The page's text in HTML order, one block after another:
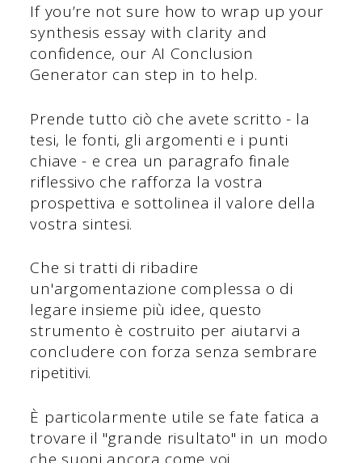
If you’re not sure how to wrap up your
synthesis essay with clarity and
confidence, our AI Conclusion
Generator can step in to help.
Prende tutto ciò che avete scritto - la
tesi, le fonti, gli argomenti e i punti
chiave - e crea un paragrafo finale
riflessivo che rafforza la vostra
prospettiva e sottolinea il valore della
vostra sintesi.
Che si tratti di ribadire
un'argomentazione complessa o di
legare insieme più idee, questo
strumento è costruito per aiutarvi a
concludere con forza senza sembrare
ripetitivi.
È particolarmente utile se fate fatica a
trovare il "grande risultato" in un modo